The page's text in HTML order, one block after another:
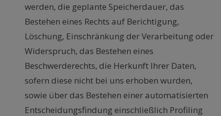
werden, die geplante Speicherdauer, das
Bestehen eines Rechts auf Berichtigung,
Löschung, Einschränkung der Verarbeitung oder
Widerspruch, das Bestehen eines
Beschwerderechts, die Herkunft Ihrer Daten,
sofern diese nicht bei uns erhoben wurden,
sowie über das Bestehen einer automatisierten
Entscheidungsfindung einschließlich Profiling